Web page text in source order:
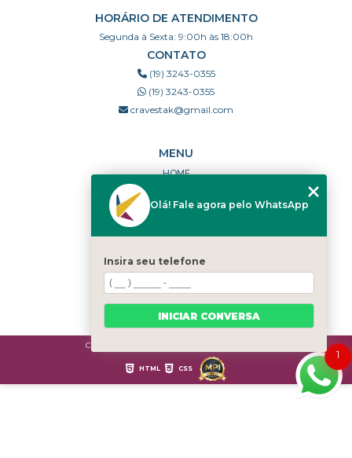
HORÁRIO DE ATENDIMENTO
Segunda à Sexta: 9:00h às 18:00h
CONTATO
(19) 3243-0355
(19) 3243-0355
cravestak@gmail.com
MENU
HOME
PORTFÓLIO
DÚVIDAS FREQUENTES
CATEGORIAS
MAPA DO SITE
Copyright © Cravestak. (Lei 9610 de 19/02/1998)
HTML CSS
1
Olá! Fale agora pelo WhatsApp
Insira seu telefone
INICIAR CONVERSA